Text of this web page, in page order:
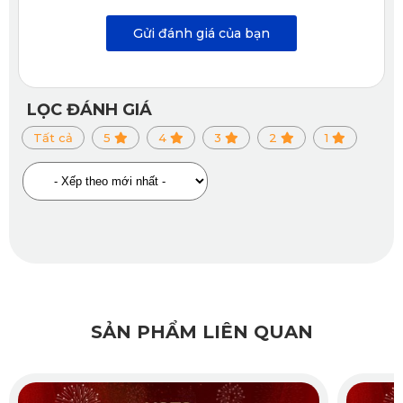
(Chi tiết giá lót cốp chỉ từ 1.290.000 VNĐ; ốp lưng 800.000
Gửi đánh giá của bạn
LỌC ĐÁNH GIÁ
Tất cả 5 4 3 2 1
SẢN PHẨM LIÊN QUAN